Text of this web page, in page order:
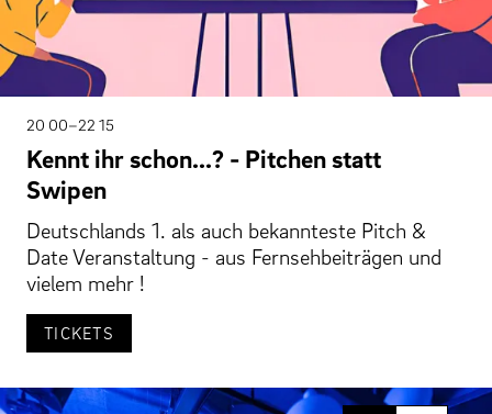
20 00–22 15
Kennt ihr schon...? - Pitchen statt
Swipen
Deutschlands 1. als auch bekannteste Pitch &
Date Veranstaltung - aus Fernsehbeiträgen und
vielem mehr !
TICKETS